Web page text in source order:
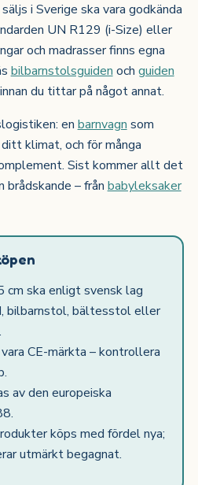
i Sverige ska vara godkända
UN R129 (i-Size) eller
och madrasser finns egna
bilbarnstolsguidenoch guiden
du tittar på något annat.
enbarnvagnsom
klimat, och för många
Sist kommer allt det
brådskande – frånbabyleksaker
cm ska enligt svensk lag
bilbarnstol, bältesstol eller
CE-märkta – kontrollera
av den europeiska
köps med fördel nya;
utmärkt begagnat.